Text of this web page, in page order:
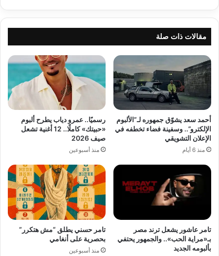
مقالات ذات صلة
أحمد سعد يشوّق جمهوره لـ”الألبوم
الإلكترو”.. وسفينة فضاء تخطفه في
الإعلان التشويقي
منذ 6 أيام
رسميًا.. عمرو دياب يطرح ألبوم
«حبيتك» كاملًا.. 12 أغنية تشعل
صيف 2026
منذ أسبوعين
تامر عاشور يشعل ترند مصر
بـ«مراية الحب».. والجمهور يحتفي
بألبومه الجديد
تامر حسني يطلق “مش هتكرر”
بحصرية على أنغامي
منذ أسبوعين